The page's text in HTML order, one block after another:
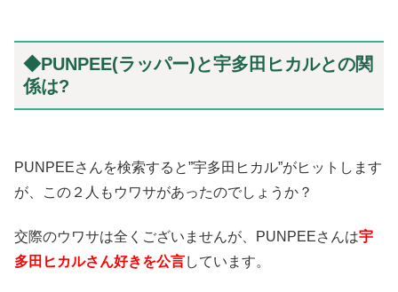
◆PUNPEE(ラッパー)と宇多田ヒカルとの関
係は?
PUNPEEさんを検索すると”宇多田ヒカル”がヒットします
が、この２人もウワサがあったのでしょうか？
交際のウワサは全くございませんが、PUNPEEさんは宇
多田ヒカルさん好きを公言しています。